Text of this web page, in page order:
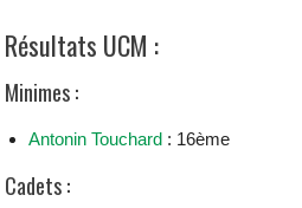
Résultats UCM :
Minimes :
Antonin Touchard : 16ème
Cadets :